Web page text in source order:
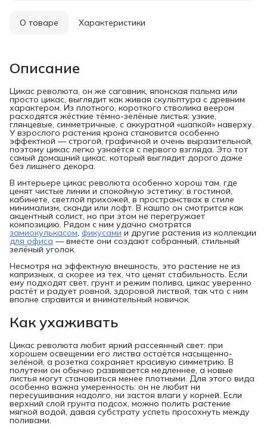
О товаре Характеристики
Описание
Цикас революта, он же саговник, японская пальма или
просто цикас, выглядит как живая скульптура с древним
характером. Из плотного, короткого стволика веером
расходятся жёсткие тёмно-зелёные листья: узкие,
глянцевые, симметричные, с аккуратной «шапкой» наверху.
У взрослого растения крона становится особенно
эффектной — строгой, графичной и очень выразительной,
поэтому цикас легко узнаётся с первого взгляда. Это тот
самый домашний цикас, который выглядит дорого даже
без лишнего декора.
В интерьере цикас революта особенно хорош там, где
ценят чистые линии и спокойную эстетику: в гостиной,
кабинете, светлой прихожей, в пространствах в стиле
минимализм, сканди или лофт. В кашпо он смотрится как
акцентный солист, но при этом не перегружает
композицию. Рядом с ним удачно смотрятся
замиокулькасом фикусами и другие растения из коллекции
для офиса — вместе они создают собранный, стильный
зелёный уголок.
Несмотря на эффектную внешность, это растение не из
капризных, а скорее из тех, что ценят стабильность. Если
ему подходят свет, грунт и режим полива, цикас уверенно
растёт и радует ровной, здоровой листвой, так что с ним
вполне справится и внимательный новичок.
Как ухаживать
Цикас революта любит яркий рассеянный свет: при
хорошем освещении его листва остаётся насыщенно-
зелёной, а розетка сохраняет красивую симметрию. В
полутени он обычно развивается медленнее, а новые
листья могут становиться менее плотными. Для этого вида
особенно важна умеренность: он не любит ни
пересушивания надолго, ни застоя влаги у корней. Если
верхний слой грунта подсох, можно полить растение
мягкой водой, давая субстрату успеть просохнуть между
поливами.